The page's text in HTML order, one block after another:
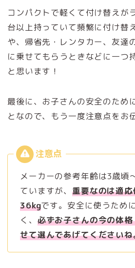
コンパクトで軽くて付け替えが
台以上持っていて頻繁に付け替
や、帰省先・レンタカー、友達
に乗せてもらうときなどに一つ
と思います！
最後に、お子さんの安全のため
となので、もう一度注意点をお
メーカーの参考年齢は3歳頃
ていますが、重要なのは適
36kgです。安全に使うため
く、 必ずお子さんの今の体
せて選んであげてくださいね